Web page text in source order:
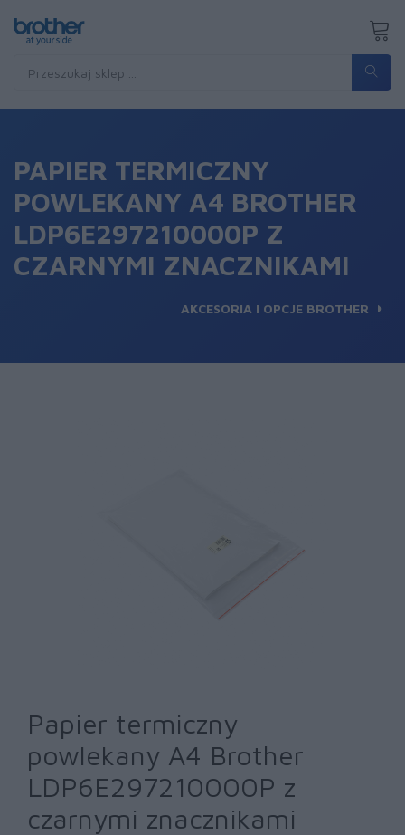
PAPIER TERMICZNY
POWLEKANY A4 BROTHER
LDP6E297210000P Z
CZARNYMI ZNACZNIKAMI
AKCESORIA I OPCJE BROTHER
Papier termiczny
powlekany A4 Brother
LDP6E297210000P z
czarnymi znacznikami